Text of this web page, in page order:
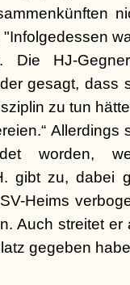
Die HJ-
gesagt, dass
zu tun
Allerdings
worden,
gibt zu, dabei
Heims
Auch streitet
gegeben